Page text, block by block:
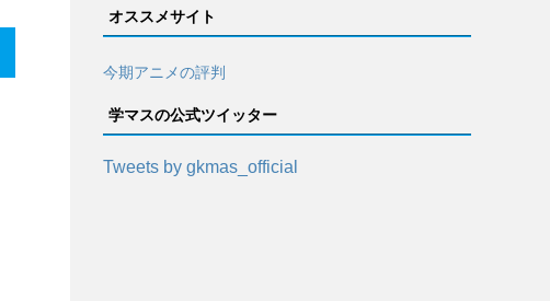
オススメサイト
今期アニメの評判
学マスの公式ツイッター
Tweets by gkmas_official